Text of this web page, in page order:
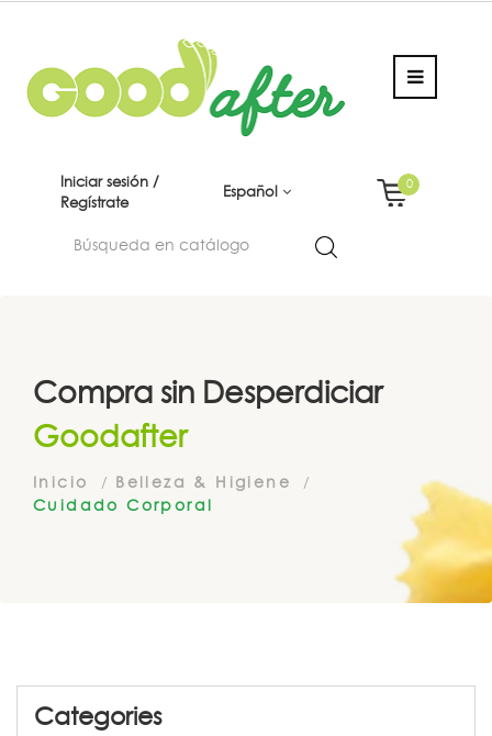
Iniciar sesión /
Regístrate
Español
0
Compra sin Desperdiciar
Goodafter
Inicio
Belleza & Higiene
Cuidado Corporal
Categories